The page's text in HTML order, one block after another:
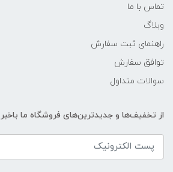
تماس با ما
وبلاگ
راهنمای ثبت سفارش
توافق سفارش
سوالات متداول
از تخفیف‌ها و جدیدترین‌های فروشگاه ما